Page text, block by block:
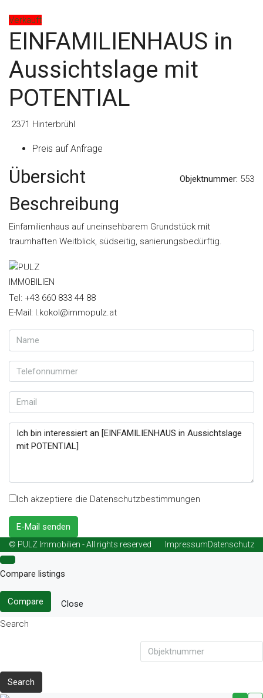
Verkauft
EINFAMILIENHAUS in
Aussichtslage mit
POTENTIAL
2371 Hinterbrühl
Preis auf Anfrage
Übersicht Objektnummer: 553
Beschreibung
Einfamilienhaus auf uneinsehbarem Grundstück mit
traumhaften Weitblick, südseitig, sanierungsbedürftig.
Tel: +43 660 833 44 88
E-Mail: l.kokol@immopulz.at
Ich akzeptiere die Datenschutzbestimmungen
E-Mail senden
© PULZ Immobilien - All rights reserved ImpressumDatenschutz
Compare listings
Compare
Close
Search
Search